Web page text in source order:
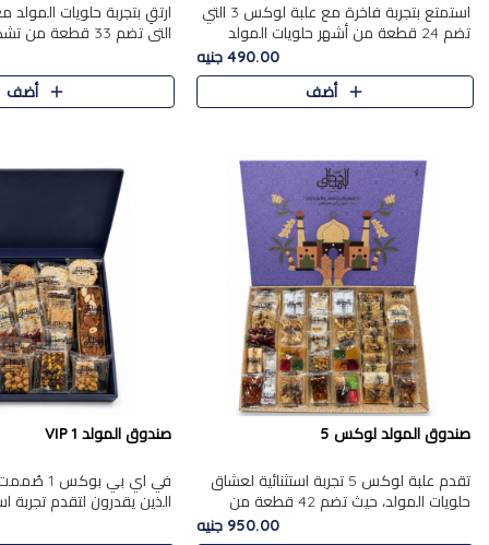
استمتع بتجربة فاخرة مع علبة لوكس 3 التي
تضم 24 قطعة من أشهر حلويات المولد
الشرقية المختارة بعناية. تحتوي التشكيلة على
الجزرية بالفول، والملب..
490.00 جنيه
أضف
التي تضم 33 قطعة
ومتنوعة من أشهر
العلبة على الجزرية بالفول،..
أضف
صندوق المولد لوكس 5
تقدم علبة لوكس 5 تجربة استثنائية لعشاق
حلويات المولد، حيث تضم 42 قطعة من
تشكيلة فاخرة تجمع بين أشهر الأصناف
950.00 جنيه
صندوق المولد VIP 1
في اي بي
الذين يقدرون لتقدم تجربة
تجمع بين أفخر حلويات